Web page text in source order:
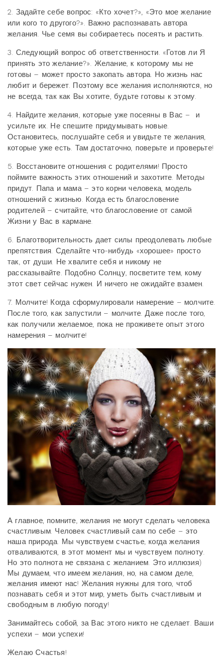
2. Задайте себе вопрос: «Кто хочет?», «Это мое желание
или кого то другого?». Важно распознавать автора
желания. Чье семя вы собираетесь посеять и растить.
3. Следующий вопрос об ответственности. «Готов ли Я
принять это желание?». Желание, к которому мы не
готовы – может просто закопать автора. Но жизнь нас
любит и бережет. Поэтому все желания исполняются, но
не всегда, так как Вы хотите, будьте готовы к этому.
4. Найдите желания, которые уже посеяны в Вас – и
усильте их. Не спешите придумывать новые.
Остановитесь, послушайте себя и увидьте те желания,
которые уже есть. Там достаточно, поверьте и проверьте!
5. Восстановите отношения с родителями! Просто
поймите важность этих отношений и захотите. Методы
придут. Папа и мама – это корни человека, модель
отношений с жизнью. Когда есть благословение
родителей – считайте, что благословение от самой
Жизни у Вас в кармане.
6. Благотворительность дает силы преодолевать любые
препятствия. Сделайте что-нибудь «хорошее» просто
так, от души. Не хвалите себя и никому не
рассказывайте. Подобно Солнцу, посветите тем, кому
этот свет сейчас нужен. И ничего не ожидайте взамен.
7. Молчите! Когда сформулировали намерение – молчите.
После того, как запустили – молчите. Даже после того,
как получили желаемое, пока не проживете опыт этого
намерения – молчите!
А главное, помните, желания не могут сделать человека
счастливым. Человек счастливый сам по себе – это
наша природа. Мы чувствуем счастье, когда желания
отваливаются, в этот момент мы и чувствуем полноту.
Но это полнота не связана с желанием. Это иллюзия)
Мы думаем, что имеем желания, но, на самом деле,
желания имеют нас! Желания нужны для того, чтоб
познавать себя и этот мир, уметь быть счастливым и
свободным в любую погоду!
Занимайтесь собой, за Вас этого никто не сделает. Ваши
успехи – мои успехи!
Желаю Счастья!